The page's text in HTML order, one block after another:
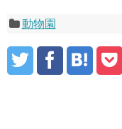
動物園